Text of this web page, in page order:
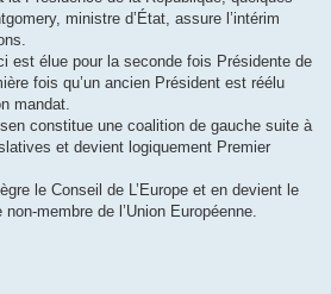
ministre d’État, assure l’intérim
est élue pour la seconde fois Présidente de
fois qu’un ancien Président est réélu
mandat.
constitue une coalition de gauche suite à
et devient logiquement Premier
le Conseil de L’Europe et en devient le
membre de l’Union Européenne.